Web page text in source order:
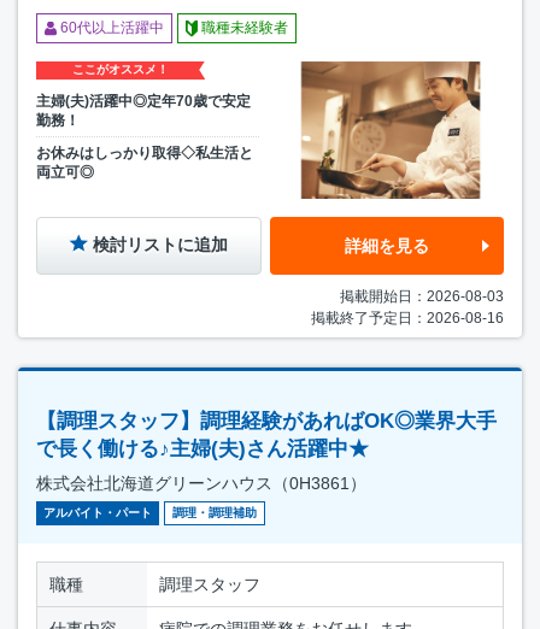
60代以上活躍中 職種未経験者
ここがオススメ！
主婦(夫)活躍中◎定年70歳で安定
勤務！
お休みはしっかり取得◇私生活と
両立可◎
検討リストに追加 詳細を見る
掲載開始日：2026-08-03
掲載終了予定日：2026-08-16
【調理スタッフ】調理経験があればOK◎業界大手
で長く働ける♪主婦(夫)さん活躍中★
株式会社北海道グリーンハウス（0H3861）
アルバイト・パート 調理・調理補助
職種 調理スタッフ